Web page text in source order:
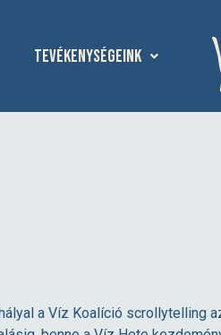
Tevékenységeink
a Víz Koalíció